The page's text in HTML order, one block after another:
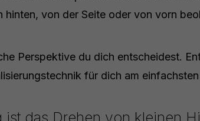
hinten, von der Seite oder von vorn
Perspektive du dich entscheidest.
für dich am
ist das Drehen von kleinen